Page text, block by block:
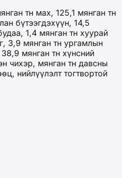
тн мах, 125,1 мянган тн
бүтээгдэхүүн, 14,5
1,4 мянган тн хуурай
3,9 мянган тн ургамлын
мянган тн хүнсний
чихэр, мянган тн давсны
нийлүүлэлт тогтвортой